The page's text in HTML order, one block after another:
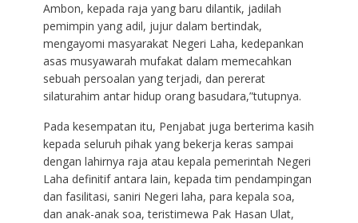
Ambon, kepada raja yang baru dilantik, jadilah
pemimpin yang adil, jujur dalam bertindak,
mengayomi masyarakat Negeri Laha, kedepankan
asas musyawarah mufakat dalam memecahkan
sebuah persoalan yang terjadi, dan pererat
silaturahim antar hidup orang basudara,”tutupnya.
Pada kesempatan itu, Penjabat juga berterima kasih
kepada seluruh pihak yang bekerja keras sampai
dengan lahirnya raja atau kepala pemerintah Negeri
Laha definitif antara lain, kepada tim pendampingan
dan fasilitasi, saniri Negeri laha, para kepala soa,
dan anak-anak soa, teristimewa Pak Hasan Ulat,